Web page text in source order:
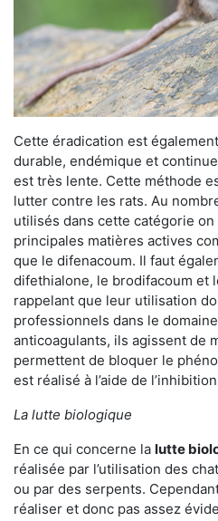
Cette éradication est
durable, endémique et
est très lente. Cette méthode
lutter contre les rats. Au
utilisés dans cette catégorie
principales matières actives
que le difenacoum. Il faut
difethialone, le brodifacoum et
rappelant que leur utilisation
professionnels dans le
anticoagulants, ils agissent de
permettent de bloquer le
est réalisé à l’aide de
La lutte biologique
En ce qui concerne la lutte
réalisée par l’utilisation des
ou par des serpents.
réaliser et donc pas assez